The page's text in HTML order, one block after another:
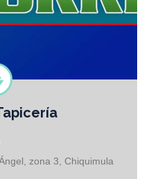
Capó de Jeep’s Asientos de
zona 3, Chiquimula